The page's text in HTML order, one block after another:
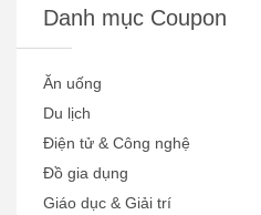
Danh mục Coupon
Ăn uống
Du lịch
Điện tử & Công nghệ
Đồ gia dụng
Giáo dục & Giải trí